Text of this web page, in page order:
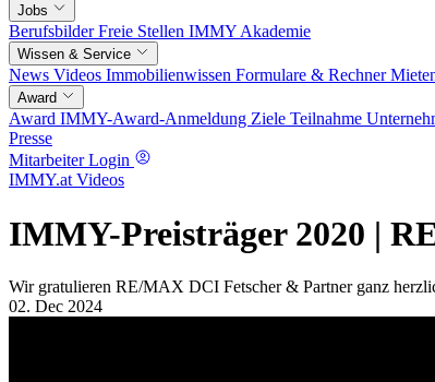
Jobs
BerufsbilderFreie Stellen IMMY Akademie
Wissen & Service
News Videos Immobilienwissen Formulare & Rechner
Award
Award IMMY-Award-Anmeldung Ziele Teilnahme
Presse
Mitarbeiter Login
IMMY.at Videos
IMMY-Preisträger 2020 |
Wir gratulieren RE/MAX DCI Fetscher & Partner ganz
02. Dec 2024